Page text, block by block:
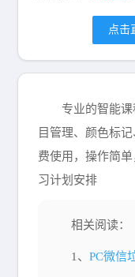
点击
专业的智能
目管理、颜色标
费使用，操作简
习计划安排
相关阅读：
1、PC微信